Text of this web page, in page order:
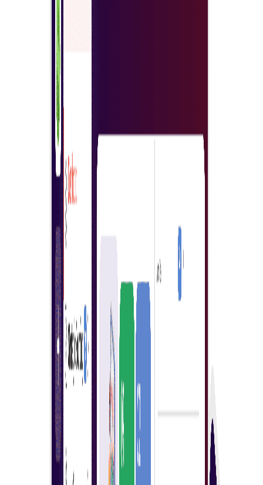
Εκθέσεις ανάλυσης δημοπρασιών
Θα λάβετε τα αποτελέσματα της ανάλυσης του
πλειστηριασμού και θα σας δοθούν ακριβέστερες
πληροφορίες σχετικά με την ανάλυση κάθε
υποβληθείσας προσφοράς, και στο τέλος, η απόφαση
είναι δική σας.
Εύκολη επιβολή κανόνων αγοράς
Συνέπεια για επιχειρηματικούς κανόνες επιβάλλετε
εύκολα τους κανόνες αγοράς για τον οργανισμό σας